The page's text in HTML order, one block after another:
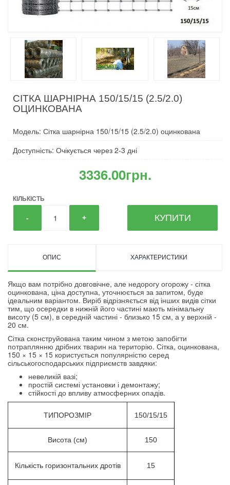
СІТКА ШАРНІРНА 150/15/15 (2.5/2.0)
ОЦИНКОВАНА
Модель: Сітка шарнірна 150/15/15 (2.5/2.0) оцинкована
Доступність: Очікується через 2-3 дні
3336.00грн.
КІЛЬКІСТЬ
- + КУПИТИ
ОПИС ХАРАКТЕРИСТИКИ
Якщо вам потрібно довговічне, але недорогу огорожу - сітка
оцинкована, ціна доступна, уточнюється за запитом, буде
ідеальним варіантом. Виріб відрізняється від інших видів сітки
тим, що осередки в нижній його частині мають мінімальну
висоту (5 см), в середній частині - близько 15 см, а у верхній -
20 см.
Сітка сконструйована таким чином з метою запобігти
потраплянню дрібних тварин на територію. Сітка, оцинкована,
150 × 15 × 15 користується популярністю серед
сільськогосподарських підприємств завдяки:
невеликій вазі;
простій системі установки і демонтажу;
стійкості до впливу атмосферних опадів.
ТИПОРОЗМІР 150/15/15
Висота (см) 150
Кількість горизонтальних дротів 15